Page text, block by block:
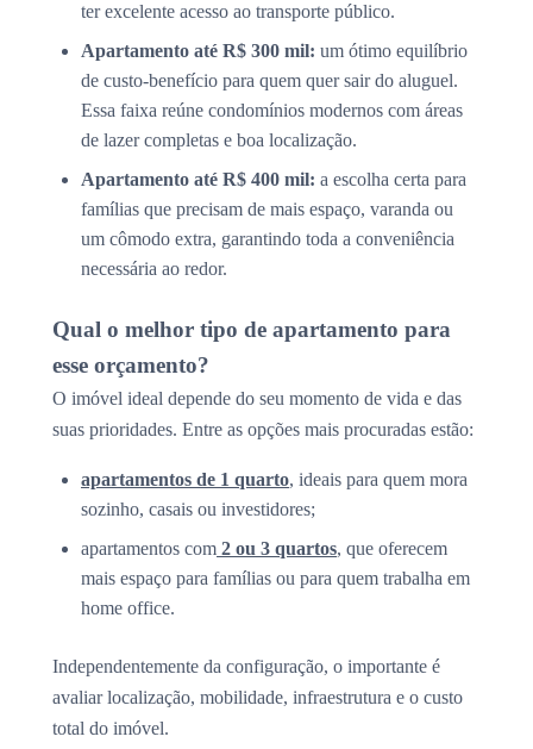
ter excelente acesso ao transporte público.
Apartamento até R$ 300 mil: um ótimo equilíbrio
de custo-benefício para quem quer sair do aluguel.
Essa faixa reúne condomínios modernos com áreas
de lazer completas e boa localização.
Apartamento até R$ 400 mil: a escolha certa para
famílias que precisam de mais espaço, varanda ou
um cômodo extra, garantindo toda a conveniência
necessária ao redor.
Qual o melhor tipo de apartamento para
esse orçamento?
O imóvel ideal depende do seu momento de vida e das
suas prioridades. Entre as opções mais procuradas estão:
apartamentos de 1 quarto, ideais para quem mora
sozinho, casais ou investidores;
apartamentos com 2 ou 3 quartos, que oferecem
mais espaço para famílias ou para quem trabalha em
home office.
Independentemente da configuração, o importante é
avaliar localização, mobilidade, infraestrutura e o custo
total do imóvel.